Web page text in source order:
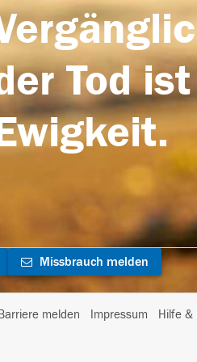
Tod
Missbrauch melden
Barriere melden Impressum Hilfe